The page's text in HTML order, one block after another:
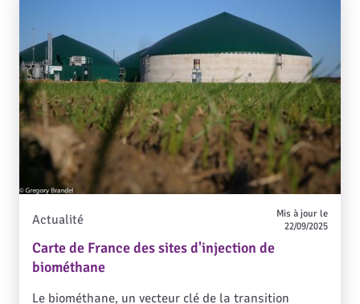
parc nucléaire Français, la méthanisation, qui
permet de produire du gaz renouvelable local,
constitue une réponse à la fois forte et de bon sens
aux enjeux d’approvisionnement et d’indépendance
énergétique. L’inauguration de ce 500ème site en
injection est l’occasion de regarder dans le
rétroviseur pour voir d’où on vient, et de se projeter
vers l’avenir.
Carte de France des sites d'injection de
biométhane
Actualité
Mis à jour le
22/09/2025
Le biométhane, un vecteur clé de la transition